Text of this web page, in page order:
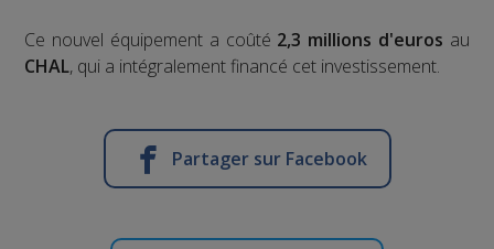
Ce nouvel équipement a coûté 2,3 millions d'euros au
CHAL, qui a intégralement financé cet investissement.
Partager sur Facebook